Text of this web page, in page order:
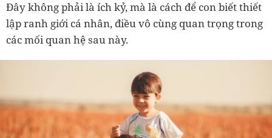
Đây không phải là ích kỷ, mà là cách để con biết thiết
lập ranh giới cá nhân, điều vô cùng quan trọng trong
các mối quan hệ sau này.